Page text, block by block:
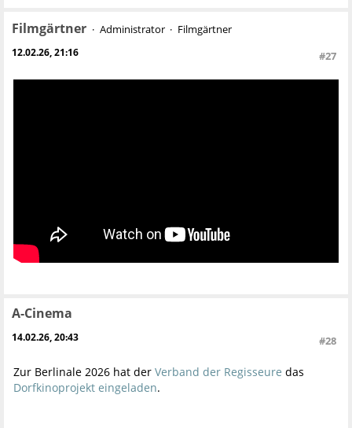
Filmgärtner Administrator Filmgärtner
12.02.26, 21:16 #27
A-Cinema
14.02.26, 20:43 #28
Zur Berlinale 2026 hat der Verband der Regisseure das
Dorfkinoprojekt eingeladen.